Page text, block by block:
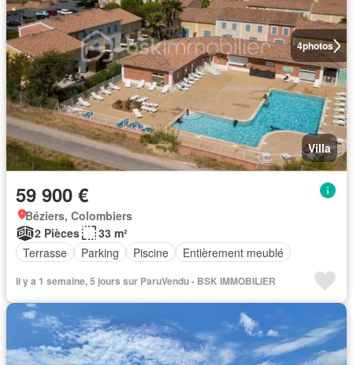
4photos
Villa
59 900 €
Béziers, Colombiers
2 Pièces
33 m²
Terrasse
Parking Piscine Entièrement meublé
Il y a 1 semaine, 5 jours sur ParuVendu - BSK IMMOBILIER